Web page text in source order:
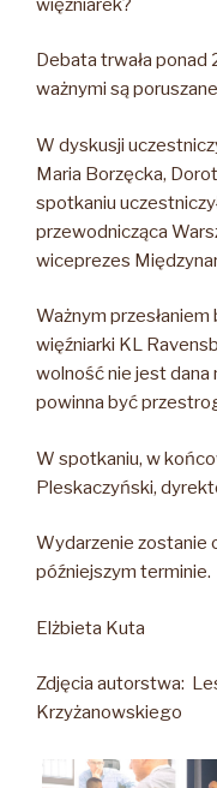
więźniarek?
Debata trwała ponad
ważnymi są
W dyskusji
Maria Borzęcka,
spotkaniu
przewodnicząca
wiceprezes
Ważnym
więźniarki KL
wolność nie jest dana
powinna być
W spotkaniu, w
Pleskaczyński,
Wydarzenie zostanie
późniejszym terminie.
Elżbieta Kuta
Zdjęcia autorstwa:
Krzyżanowskiego